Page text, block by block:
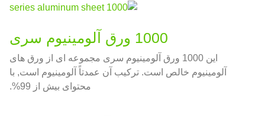
1000 ورق آلومینیوم سری
این 1000 ورق آلومینیوم سری مجموعه ای از ورق های
آلومینیوم خالص است. ترکیب آن عمدتاً آلومینیوم است, با
محتوای بیش از 99%.